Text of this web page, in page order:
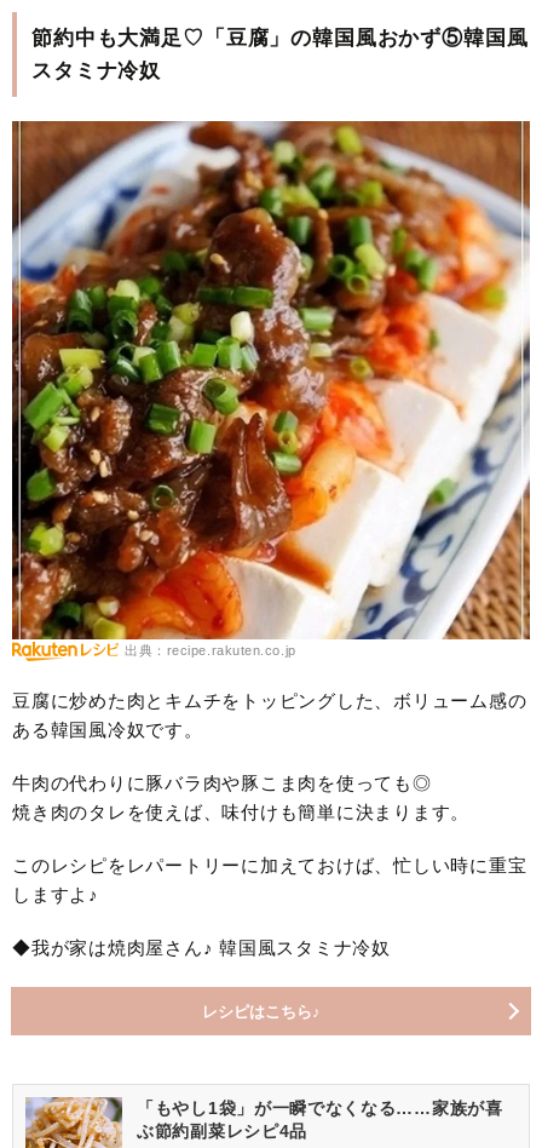
節約中も大満足♡「豆腐」の韓国風おかず⑤韓国風
スタミナ冷奴
出典：recipe.rakuten.co.jp
豆腐に炒めた肉とキムチをトッピングした、ボリューム感の
ある韓国風冷奴です。
牛肉の代わりに豚バラ肉や豚こま肉を使っても◎
焼き肉のタレを使えば、味付けも簡単に決まります。
このレシピをレパートリーに加えておけば、忙しい時に重宝
しますよ♪
◆我が家は焼肉屋さん♪ 韓国風スタミナ冷奴
レシピはこちら♪
「もやし1袋」が一瞬でなくなる……家族が喜
ぶ節約副菜レシピ4品